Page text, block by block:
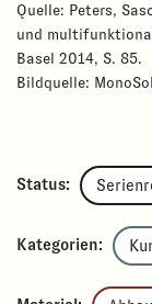
Quelle: Peters,
und
Basel 2014, S. 85.
Bildquelle: MonoSol
Status:
Kategorien: